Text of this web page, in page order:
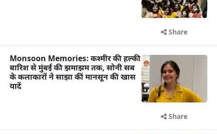
Share
Monsoon Memories: कश्मीर की हल्की
बारिश से मुंबई की झमाझम तक, सोनी सब
के कलाकारों ने साझा कीं मानसून की खास
यादें
Share